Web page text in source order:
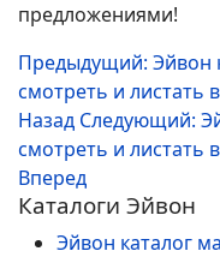
предложениями!
Предыдущий: Эйвон
смотреть и листать
Назад Следующий:
смотреть и листать
Вперед
Каталоги Эйвон
Эйвон каталог